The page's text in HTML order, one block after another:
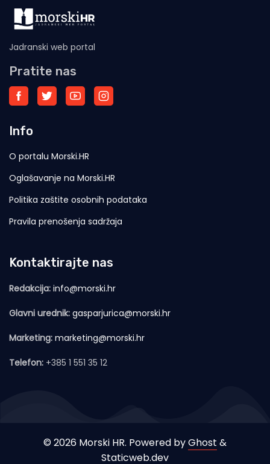
Jadranski web portal
Pratite nas
Info
O portalu Morski.HR
Oglašavanje na Morski.HR
Politika zaštite osobnih podataka
Pravila prenošenja sadržaja
Kontaktirajte nas
Redakcija: info@morski.hr
Glavni urednik: gasparjurica@morski.hr
Marketing: marketing@morski.hr
Telefon: +385 1 551 35 12
© 2026 Morski HR. Powered byGhost &
Staticweb.dev